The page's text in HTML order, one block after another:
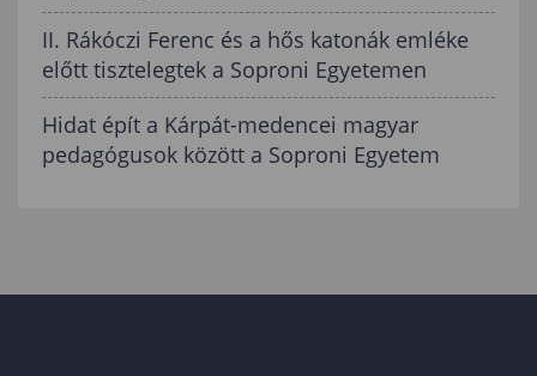
II. Rákóczi Ferenc és a hős katonák emléke
előtt tisztelegtek a Soproni Egyetemen
Hidat épít a Kárpát-medencei magyar
pedagógusok között a Soproni Egyetem